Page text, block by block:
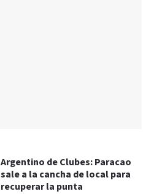
Argentino de Clubes: Paracao
sale a la cancha de local para
recuperar la punta